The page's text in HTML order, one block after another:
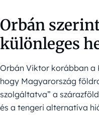
Orbán
különleges
Orbán Viktor korábban a
hogy Magyarország
szolgáltatva” a
és a tengeri alternatíva